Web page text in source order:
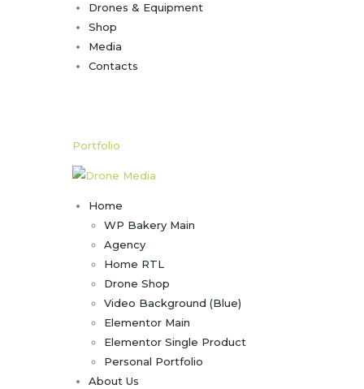
Drones & Equipment
Shop
Media
Contacts
Portfolio
Home
WP Bakery Main
Agency
Home RTL
Drone Shop
Video Background (Blue)
Elementor Main
Elementor Single Product
Personal Portfolio
About Us